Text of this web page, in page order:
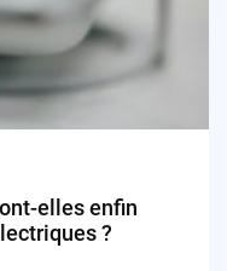
elles enfin
?